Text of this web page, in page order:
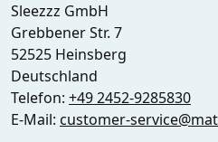
Sleezzz GmbH
Grebbener Str. 7
52525 Heinsberg
Deutschland
Telefon: +49 2452-9285830
E-Mail: customer-